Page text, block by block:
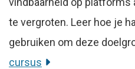
te vergroten. Leer hoe je
gebruiken om deze
cursus